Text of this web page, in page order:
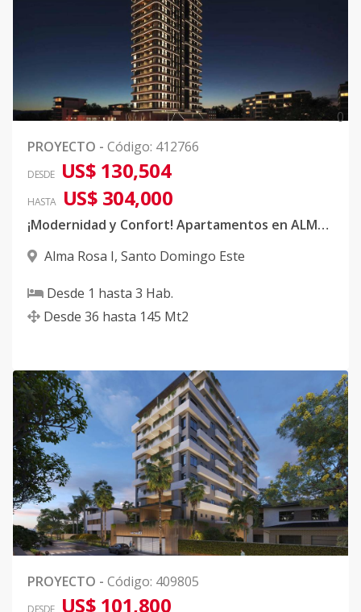
0
PROYECTO - Código: 412766
DESDE US$ 130,504
HASTA US$ 304,000
¡Modernidad y Confort! Apartamentos en ALMA ROSA 1
Alma Rosa I, Santo Domingo Este
Desde 1 hasta 3 Hab.
Desde 36 hasta 145 Mt2
PROYECTO - Código: 409805
US$ 101,800